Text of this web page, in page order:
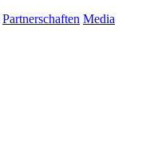
Partnerschaften Media